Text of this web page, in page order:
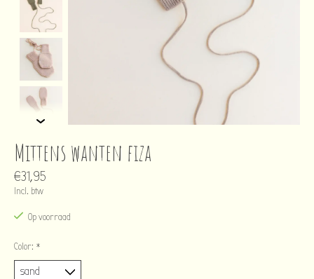
Mittens wanten fiza
€31,95
Incl. btw
Op voorraad
Color: *